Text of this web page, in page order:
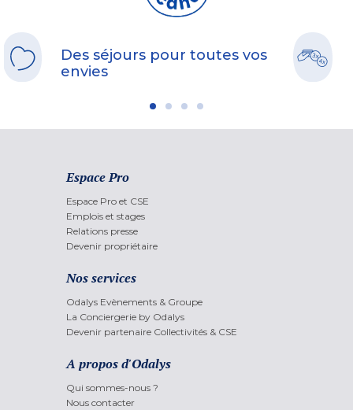
Des séjours pour toutes vos
envies
Espace Pro
Espace Pro et CSE
Emplois et stages
Relations presse
Devenir propriétaire
Nos services
Odalys Evènements & Groupe
La Conciergerie by Odalys
Devenir partenaire Collectivités & CSE
A propos d'Odalys
Qui sommes-nous ?
Nous contacter